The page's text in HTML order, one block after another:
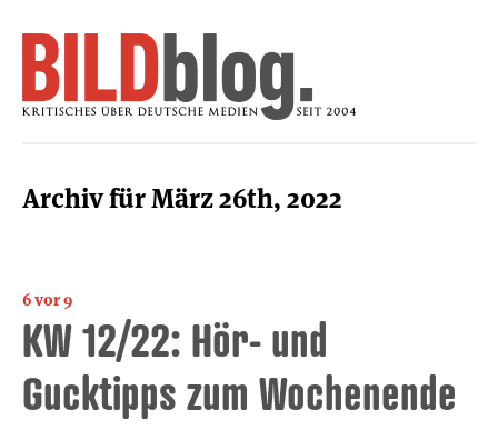
Archiv für März 26th, 2022
6 vor 9
KW 12/22: Hör- und
Gucktipps zum Wochenende